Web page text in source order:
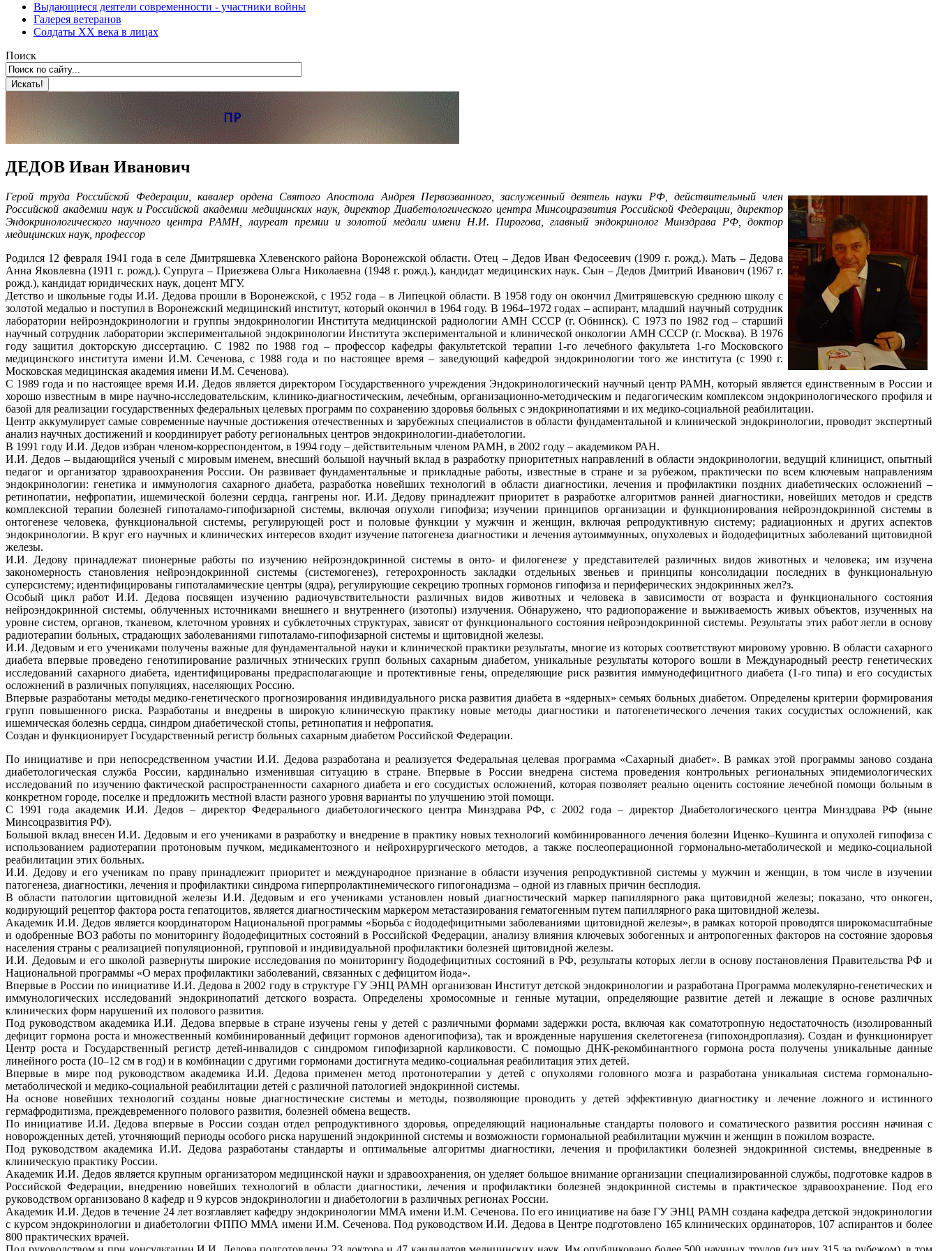
Выдающиеся деятели современности - участники войны
Галерея ветеранов
Солдаты XX века в лицах
Поиск
ДЕДОВ Иван Иванович
Герой труда Российской Федерации, кавалер ордена Святого Апостола Андрея Первозванного, заслуженный деятель науки РФ, действительный член
Российской академии наук и Российской академии медицинских наук, директор Диабетологического центра Минсоцразвития Российской Федерации, директор
Эндокринологического научного центра РАМН, лауреат премии и золотой медали имени Н.И. Пирогова, главный эндокринолог Минздрава РФ, доктор
медицинских наук, профессор
Родился 12 февраля 1941 года в селе Дмитряшевка Хлевенского района Воронежской области. Отец – Дедов Иван Федосеевич (1909 г. рожд.). Мать – Дедова
Анна Яковлевна (1911 г. рожд.). Супруга – Приезжева Ольга Николаевна (1948 г. рожд.), кандидат медицинских наук. Сын – Дедов Дмитрий Иванович (1967 г.
рожд.), кандидат юридических наук, доцент МГУ.
Детство и школьные годы И.И. Дедова прошли в Воронежской, с 1952 года – в Липецкой области. В 1958 году он окончил Дмитряшевскую среднюю школу с
золотой медалью и поступил в Воронежский медицинский институт, который окончил в 1964 году. В 1964–1972 годах – аспирант, младший научный сотрудник
лаборатории нейроэндокринологии и группы эндокринологии Института медицинской радиологии АМН СССР (г. Обнинск). С 1973 по 1982 год – старший
научный сотрудник лаборатории экспериментальной эндокринологии Института экспериментальной и клинической онкологии АМН СССР (г. Москва). В 1976
году защитил докторскую диссертацию. С 1982 по 1988 год – профессор кафедры факультетской терапии 1-го лечебного факультета 1-го Московского
медицинского института имени И.М. Сеченова, с 1988 года и по настоящее время – заведующий кафедрой эндокринологии того же института (с 1990 г.
Московская медицинская академия имени И.М. Сеченова).
С 1989 года и по настоящее время И.И. Дедов является директором Государственного учреждения Эндокринологический научный центр РАМН, который является единственным в России и
хорошо известным в мире научно-исследовательским, клинико-диагностическим, лечебным, организационно-методическим и педагогическим комплексом эндокринологического профиля и
базой для реализации государственных федеральных целевых программ по сохранению здоровья больных с эндокринопатиями и их медико-социальной реабилитации.
Центр аккумулирует самые современные научные достижения отечественных и зарубежных специалистов в области фундаментальной и клинической эндокринологии, проводит экспертный
анализ научных достижений и координирует работу региональных центров эндокринологии-диабетологии.
В 1991 году И.И. Дедов избран членом-корреспондентом, в 1994 году – действительным членом РАМН, в 2002 году – академиком РАН.
И.И. Дедов – выдающийся ученый с мировым именем, внесший большой научный вклад в разработку приоритетных направлений в области эндокринологии, ведущий клиницист, опытный
педагог и организатор здравоохранения России. Он развивает фундаментальные и прикладные работы, известные в стране и за рубежом, практически по всем ключевым направлениям
эндокринологии: генетика и иммунология сахарного диабета, разработка новейших технологий в области диагностики, лечения и профилактики поздних диабетических осложнений –
ретинопатии, нефропатии, ишемической болезни сердца, гангрены ног. И.И. Дедову принадлежит приоритет в разработке алгоритмов ранней диагностики, новейших методов и средств
комплексной терапии болезней гипоталамо-гипофизарной системы, включая опухоли гипофиза; изучении принципов организации и функционирования нейроэндокринной системы в
онтогенезе человека, функциональной системы, регулирующей рост и половые функции у мужчин и женщин, включая репродуктивную систему; радиационных и других аспектов
эндокринологии. В круг его научных и клинических интересов входит изучение патогенеза диагностики и лечения аутоиммунных, опухолевых и йододефицитных заболеваний щитовидной
железы.
И.И. Дедову принадлежат пионерные работы по изучению нейроэндокринной системы в онто- и филогенезе у представителей различных видов животных и человека; им изучена
закономерность становления нейроэндокринной системы (системогенез), гетерохронность закладки отдельных звеньев и принципы консолидации последних в функциональную
суперсистему; идентифицированы гипоталамические центры (ядра), регулирующие секрецию тропных гормонов гипофиза и периферических эндокринных жел?з.
Особый цикл работ И.И. Дедова посвящен изучению радиочувствительности различных видов животных и человека в зависимости от возраста и функционального состояния
нейроэндокринной системы, облученных источниками внешнего и внутреннего (изотопы) излучения. Обнаружено, что радиопоражение и выживаемость живых объектов, изученных на
уровне систем, органов, тканевом, клеточном уровнях и субклеточных структурах, зависят от функционального состояния нейроэндокринной системы. Результаты этих работ легли в основу
радиотерапии больных, страдающих заболеваниями гипоталамо-гипофизарной системы и щитовидной железы.
И.И. Дедовым и его учениками получены важные для фундаментальной науки и клинической практики результаты, многие из которых соответствуют мировому уровню. В области сахарного
диабета впервые проведено генотипирование различных этнических групп больных сахарным диабетом, уникальные результаты которого вошли в Международный реестр генетических
исследований сахарного диабета, идентифицированы предрасполагающие и протективные гены, определяющие риск развития иммунодефицитного диабета (1-го типа) и его сосудистых
осложнений в различных популяциях, населяющих Россию.
Впервые разработаны методы медико-генетического прогнозирования индивидуального риска развития диабета в «ядерных» семьях больных диабетом. Определены критерии формирования
групп повышенного риска. Разработаны и внедрены в широкую клиническую практику новые методы диагностики и патогенетического лечения таких сосудистых осложнений, как
ишемическая болезнь сердца, синдром диабетической стопы, ретинопатия и нефропатия.
Создан и функционирует Государственный регистр больных сахарным диабетом Российской Федерации.
По инициативе и при непосредственном участии И.И. Дедова разработана и реализуется Федеральная целевая программа «Сахарный диабет». В рамках этой программы заново создана
диабетологическая служба России, кардинально изменившая ситуацию в стране. Впервые в России внедрена система проведения контрольных региональных эпидемиологических
исследований по изучению фактической распространенности сахарного диабета и его сосудистых осложнений, которая позволяет реально оценить состояние лечебной помощи больным в
конкретном городе, поселке и предложить местной власти разного уровня варианты по улучшению этой помощи.
С 1991 года академик И.И. Дедов – директор Федерального диабетологического центра Минздрава РФ, с 2002 года – директор Диабетологического центра Минздрава РФ (ныне
Минсоцразвития РФ).
Большой вклад внесен И.И. Дедовым и его учениками в разработку и внедрение в практику новых технологий комбинированного лечения болезни Иценко–Кушинга и опухолей гипофиза с
использованием радиотерапии протоновым пучком, медикаментозного и нейрохирургического методов, а также послеоперационной гормонально-метаболической и медико-социальной
реабилитации этих больных.
И.И. Дедову и его ученикам по праву принадлежит приоритет и международное признание в области изучения репродуктивной системы у мужчин и женщин, в том числе в изучении
патогенеза, диагностики, лечения и профилактики синдрома гиперпролактинемического гипогонадизма – одной из главных причин бесплодия.
В области патологии щитовидной железы И.И. Дедовым и его учениками установлен новый диагностический маркер папиллярного рака щитовидной железы; показано, что онкоген,
кодирующий рецептор фактора роста гепатоцитов, является диагностическим маркером метастазирования гематогенным путем папиллярного рака щитовидной железы.
Академик И.И. Дедов является координатором Национальной программы «Борьба с йододефицитными заболеваниями щитовидной железы», в рамках которой проводятся широкомасштабные
и одобренные ВОЗ работы по мониторингу йододефицитных состояний в Российской Федерации, анализу влияния ключевых зобогенных и антропогенных факторов на состояние здоровья
населения страны с реализацией популяционной, групповой и индивидуальной профилактики болезней щитовидной железы.
И.И. Дедовым и его школой развернуты широкие исследования по мониторингу йододефицитных состояний в РФ, результаты которых легли в основу постановления Правительства РФ и
Национальной программы «О мерах профилактики заболеваний, связанных с дефицитом йода».
Впервые в России по инициативе И.И. Дедова в 2002 году в структуре ГУ ЭНЦ РАМН организован Институт детской эндокринологии и разработана Программа молекулярно-генетических и
иммунологических исследований эндокринопатий детского возраста. Определены хромосомные и генные мутации, определяющие развитие детей и лежащие в основе различных
клинических форм нарушений их полового развития.
Под руководством академика И.И. Дедова впервые в стране изучены гены у детей с различными формами задержки роста, включая как соматотропную недостаточность (изолированный
дефицит гормона роста и множественный комбинированный дефицит гормонов аденогипофиза), так и врожденные нарушения скелетогенеза (гипохондроплазия). Создан и функционирует
Центр роста и Государственный регистр детей-инвалидов с синдромом гипофизарной карликовости. С помощью ДНК-рекомбинантного гормона роста получены уникальные данные
линейного роста (10–12 см в год) и в комбинации с другими гормонами достигнута медико-социальная реабилитация этих детей.
Впервые в мире под руководством академика И.И. Дедова применен метод протонотерапии у детей с опухолями головного мозга и разработана уникальная система гормонально-
метаболической и медико-социальной реабилитации детей с различной патологией эндокринной системы.
На основе новейших технологий созданы новые диагностические системы и методы, позволяющие проводить у детей эффективную диагностику и лечение ложного и истинного
гермафродитизма, преждевременного полового развития, болезней обмена веществ.
По инициативе И.И. Дедова впервые в России создан отдел репродуктивного здоровья, определяющий национальные стандарты полового и соматического развития россиян начиная с
новорожденных детей, уточняющий периоды особого риска нарушений эндокринной системы и возможности гормональной реабилитации мужчин и женщин в пожилом возрасте.
Под руководством академика И.И. Дедова разработаны стандарты и оптимальные алгоритмы диагностики, лечения и профилактики болезней эндокринной системы, внедренные в
клиническую практику России.
Академик И.И. Дедов является крупным организатором медицинской науки и здравоохранения, он уделяет большое внимание организации специализированной службы, подготовке кадров в
Российской Федерации, внедрению новейших технологий в области диагностики, лечения и профилактики болезней эндокринной системы в практическое здравоохранение. Под его
руководством организовано 8 кафедр и 9 курсов эндокринологии и диабетологии в различных регионах России.
Академик И.И. Дедов в течение 24 лет возглавляет кафедру эндокринологии ММА имени И.М. Сеченова. По его инициативе на базе ГУ ЭНЦ РАМН создана кафедра детской эндокринологии
с курсом эндокринологии и диабетологии ФППО ММА имени И.М. Сеченова. Под руководством И.И. Дедова в Центре подготовлено 165 клинических ординаторов, 107 аспирантов и более
800 практических врачей.